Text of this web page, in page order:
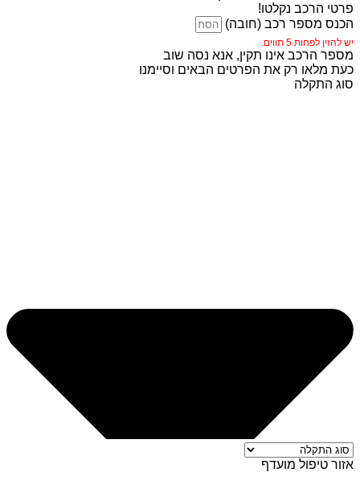
פרטי הרכב נקלטו!
הכנס מספר רכב (חובה)
יש להזין לפחות 5 תווים.
מספר הרכב אינו תקין, אנא נסה שוב
כעת מלאו רק את הפרטים הבאים וסיימנו
סוג התקלה
אזור טיפול מועדף